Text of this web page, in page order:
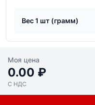
Вес 1 шт (грамм)
Моя цена
0.00 ₽
С НДС